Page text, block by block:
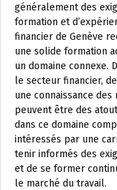
généralement des
formation et
financier de Genève
une solide formation
un domaine connexe.
le secteur financier,
une connaissance
peuvent être des
dans ce domaine
intéressés par une
tenir informés des
et de se former
le marché du travail.